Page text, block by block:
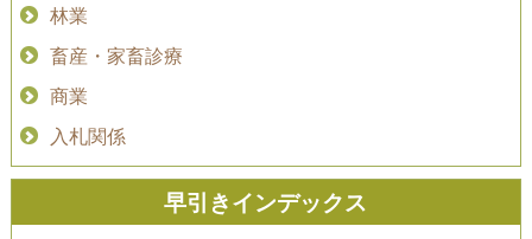
林業
畜産・家畜診療
商業
入札関係
早引きインデックス